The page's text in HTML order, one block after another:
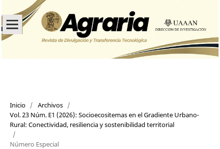
Inicio / Archivos /
Vol. 23 Núm. E1 (2026): Socioecositemas en el Gradiente Urbano-
Rural: Conectividad, resiliencia y sostenibilidad territorial
/
Número Especial